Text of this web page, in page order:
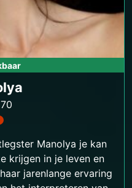
Manolya je kan
krijgen in je leven en
jarenlange ervaring